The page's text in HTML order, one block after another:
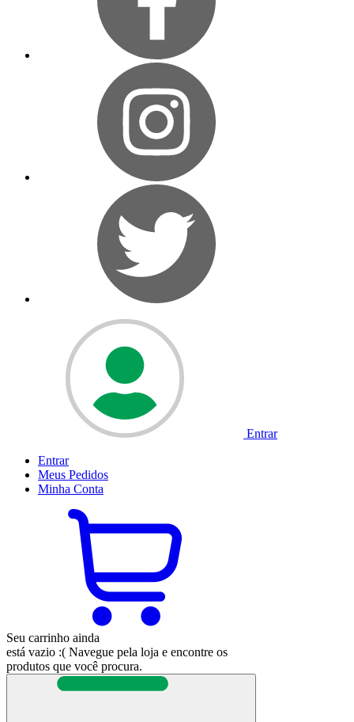
Entrar
Entrar
Meus Pedidos
Minha Conta
Seu carrinho ainda
está vazio :( Navegue pela loja e encontre os
produtos que você procura.